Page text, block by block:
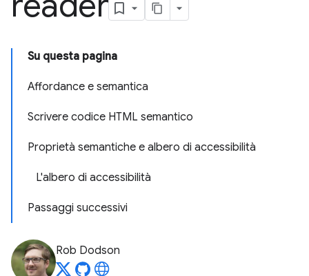
Su questa pagina
Affordance e semantica
Scrivere codice HTML semantico
Proprietà semantiche e albero di accessibilità
L'albero di accessibilità
Passaggi successivi
Rob Dodson